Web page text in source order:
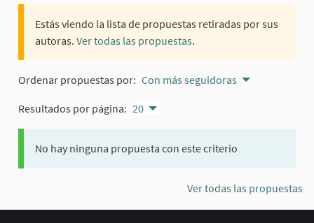
Estás viendo la lista de propuestas retiradas por sus
autoras. Ver todas las propuestas.
Ordenar propuestas por: Con más seguidoras
Resultados por página: 20
No hay ninguna propuesta con este criterio
Ver todas las propuestas